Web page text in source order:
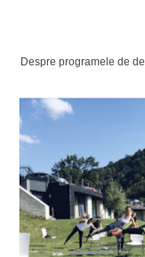
Despre programele de